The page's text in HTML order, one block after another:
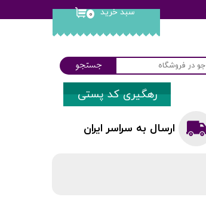
۰ سبد خرید
جستجو
ارسال به سراسر ایران
رهگیری کد پستی